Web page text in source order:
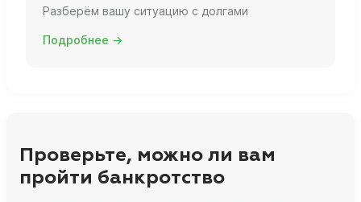
Разберём вашу ситуацию с долгами
Подробнее →
Проверьте, можно ли вам
пройти банкротство